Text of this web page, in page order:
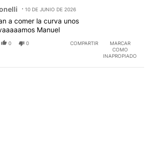
10 DE JUNIO DE 2026
a comer la curva unos
Manuel
0 0 COMPARTIR
MARCAR
COMO
INAPROPIADO